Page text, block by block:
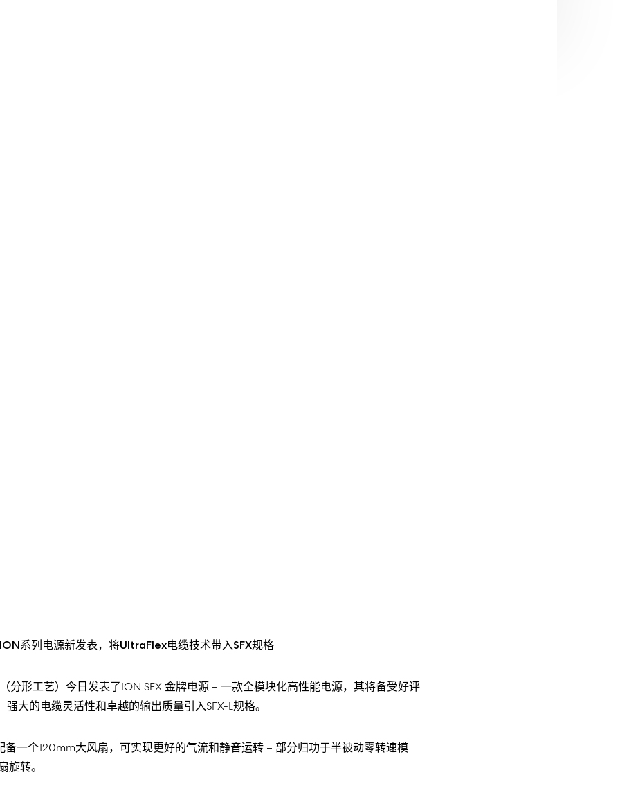
系列电源新发表，将UltraFlex电缆技术带入SFX规格
分形工艺）今日发表了ION SFX 金牌电源 – 一款全模块化高性能电源，其将备受好评
大的电缆灵活性和卓越的输出质量引入SFX-L规格。
备一个120mm大风扇，可实现更好的气流和静音运转 – 部分归功于半被动零转速模
旋转。